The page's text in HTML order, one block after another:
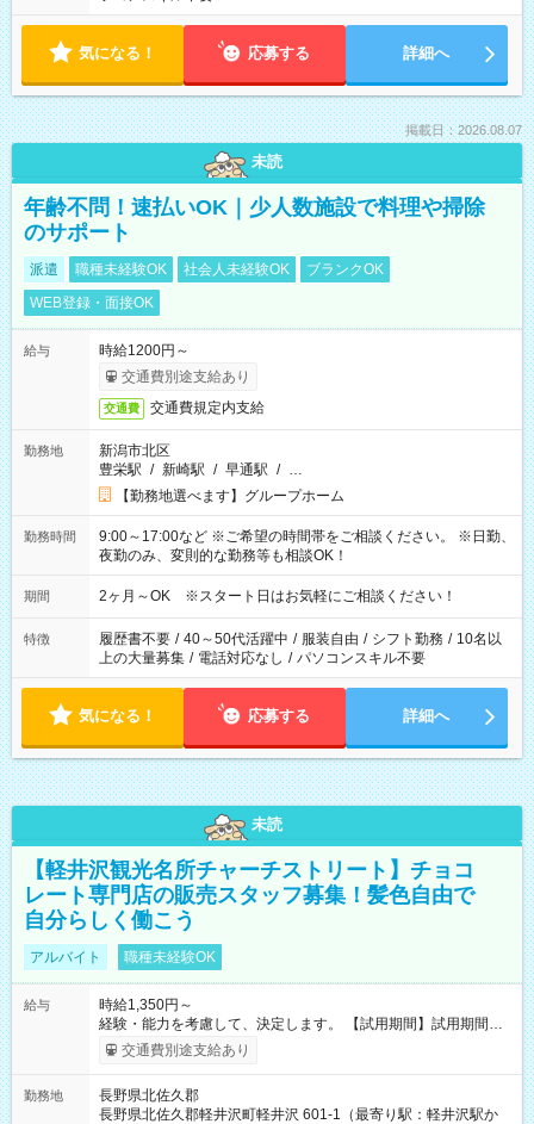
気になる！ 応募する 詳細へ
掲載日：2026.08.07
未読
年齢不問！速払いOK｜少人数施設で料理や掃除
のサポート
派遣 職種未経験OK 社会人未経験OK
ブランクOK
WEB登録・面接OK
給与
時給1200円～
交通費別途支給あり
交通費 交通費規定内支給
勤務地
新潟市北区
豊栄駅 / 新崎駅 / 早通駅 / …
【勤務地選べます】グループホーム
勤務時間
9:00～17:00など ※ご希望の時間帯をご相談ください。 ※日勤、
夜勤のみ、変則的な勤務等も相談OK！
期間 2ヶ月～OK ※スタート日はお気軽にご相談ください！
特徴 履歴書不要 / 40～50代活躍中 / 服装自由 / シフト勤務 / 10名以
上の大量募集 / 電話対応なし / パソコンスキル不要
気になる！ 応募する 詳細へ
未読
【軽井沢観光名所チャーチストリート】チョコ
レート専門店の販売スタッフ募集！髪色自由で
自分らしく働こう
アルバイト 職種未経験OK
給与
時給1,350円～
経験・能力を考慮して、決定します。 【試用期間】試用期間あ
り 試用期間の長さ：3ヶ月 雇用形態、給与は本採用時と同じで
す。
交通費別途支給あり
勤務地
長野県北佐久郡
長野県北佐久郡軽井沢町軽井沢 601-1（最寄り駅：軽井沢駅か